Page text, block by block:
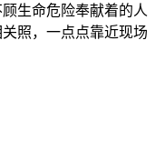
生命危险奉献着的人
照，一点点靠近现场